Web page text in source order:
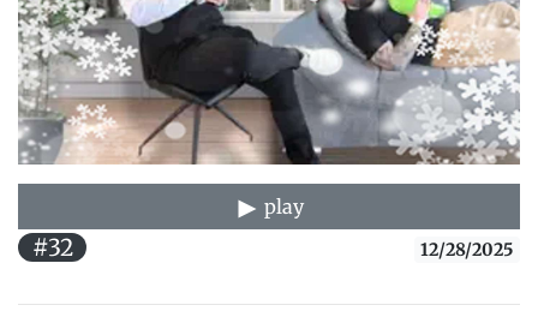
play
#32 12/28/2025